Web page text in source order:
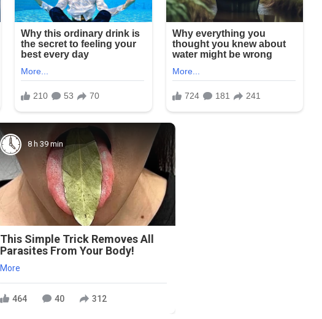
8 h 39 min
This Simple Trick Removes All
Parasites From Your Body!
More
464 40 312